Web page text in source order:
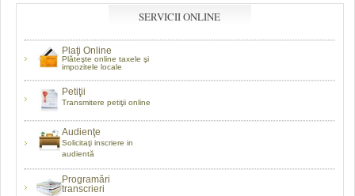
SERVICII ONLINE
Plaţi Online
Plăteşte online taxele şi
impozitele locale
Petiţii
Transmitere petiţii online
Audienţe
Solicitaţi inscriere in
audientă
Programări
transcrieri